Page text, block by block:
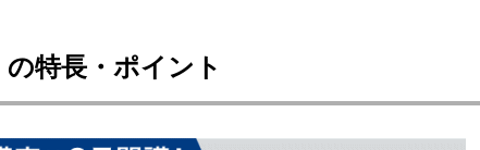
の特長・ポイント